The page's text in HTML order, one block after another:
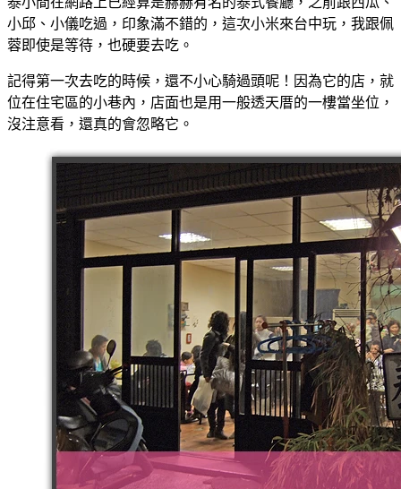
小邱、小儀吃過，印象滿不錯的，這次小米來台中玩，我跟佩
蓉即使是等待，也硬要去吃。
記得第一次去吃的時候，還不小心騎過頭呢！因為它的店，就
位在住宅區的小巷內，店面也是用一般透天厝的一樓當坐位，
沒注意看，還真的會忽略它。